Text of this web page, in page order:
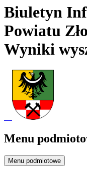
Biuletyn
Powiatu
Wyniki
Menu
Menu podmiotowe